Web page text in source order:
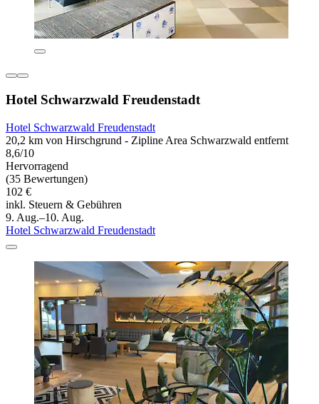
Hotel Schwarzwald Freudenstadt
Hotel Schwarzwald Freudenstadt
20,2 km von Hirschgrund - Zipline Area Schwarzwald entfernt
8,6/10
Hervorragend
(35 Bewertungen)
102 €
inkl. Steuern & Gebühren
9. Aug.–10. Aug.
Hotel Schwarzwald Freudenstadt